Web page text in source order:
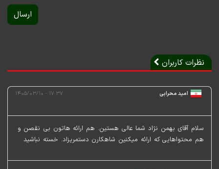
ارسال
نظرات کاربران
امید محرابی ۱۷:۳۷ - ۱۴۰۵/۰۳/۱۰
سلام آقای بهمن نژاد شما عالی هستین. هم ارائه هاتون بی نقصن و
هم محتواهایی که ارائه میکنین شاهکارن دستمریزاد. خسته نباشید